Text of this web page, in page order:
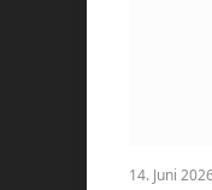
14. Juni